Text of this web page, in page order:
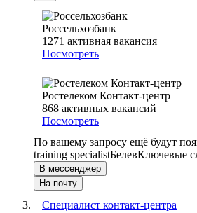
Россельхозбанк
1271 активная вакансия
Посмотреть
Ростелеком Контакт-центр
868 активных вакансий
Посмотреть
По вашему запросу ещё будут
training specialistБелевКлючевые
В мессенджер
На почту
Специалист контакт-центра